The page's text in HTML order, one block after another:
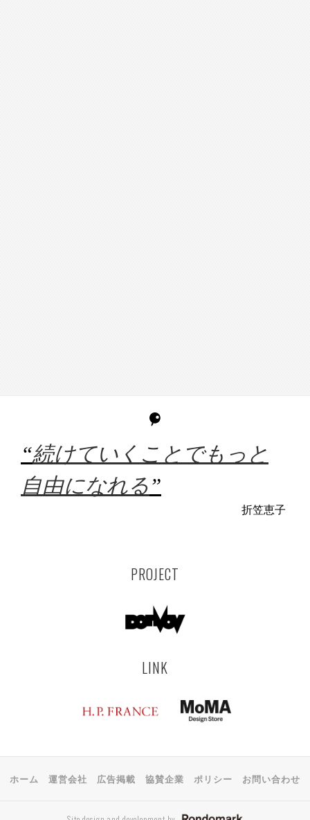
“続けていくことでもっと
自由になれる ”
折笠恵子
PROJECT
LINK
ホーム 運営会社 広告掲載 協賛企業 ポリシー お問い合わせ